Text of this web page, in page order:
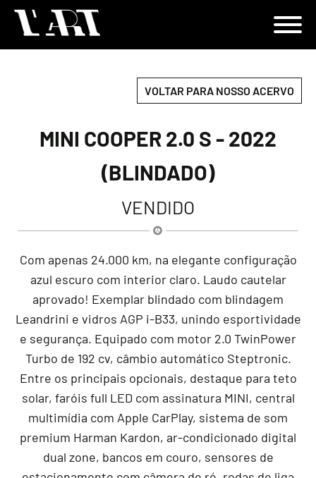
VOLTAR PARA NOSSO ACERVO
MINI COOPER 2.0 S - 2022
(BLINDADO)
VENDIDO
Com apenas 24.000 km, na elegante configuração
azul escuro com interior claro. Laudo cautelar
aprovado! Exemplar blindado com blindagem
Leandrini e vidros AGP i-B33, unindo esportividade
e segurança. Equipado com motor 2.0 TwinPower
Turbo de 192 cv, câmbio automático Steptronic.
Entre os principais opcionais, destaque para teto
solar, faróis full LED com assinatura MINI, central
multimídia com Apple CarPlay, sistema de som
premium Harman Kardon, ar-condicionado digital
dual zone, bancos em couro, sensores de